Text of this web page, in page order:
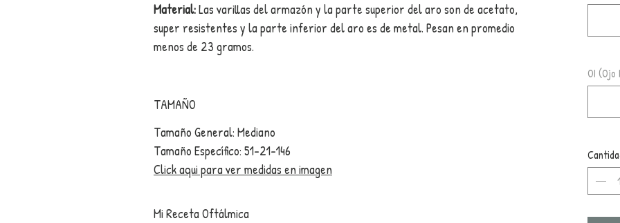
Material:Las varillas del armazón y la parte superior del aro son de acetato,
super resistentes y la parte inferior del aro es de metal. Pesan en promedio
menos de 23 gramos.
TAMAÑO
Tamaño General: Mediano
Tamaño Específico: 51-21-146
Click aqui para ver medidas en imagen
Mi Receta Oftálmica
OI